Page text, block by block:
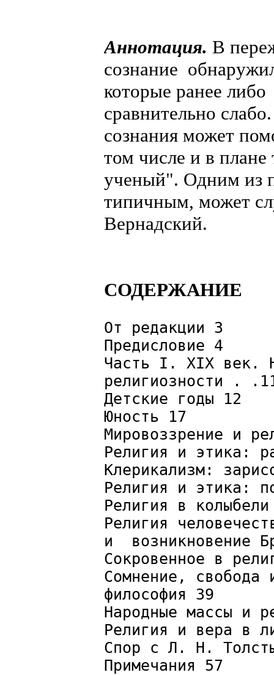
Аннотация. В
сознание
которые ранее либо
сравнительно
сознания может
том числе и в
ученый". Одним из
типичным, может
Вернадский.
СОДЕРЖАНИЕ
От редакции 3
Предисловие 4
Часть I. XIX век.
религиозности .
Детские годы 12
Юность 17
Мировоззрение и
Религия и этика:
Клерикализм:
Религия и этика:
Религия в
Религия
и возникновение
Сокровенное в
Сомнение, свобода
философия 39
Народные массы и
Религия и вера в
Спор с Л. Н.
Примечания 57